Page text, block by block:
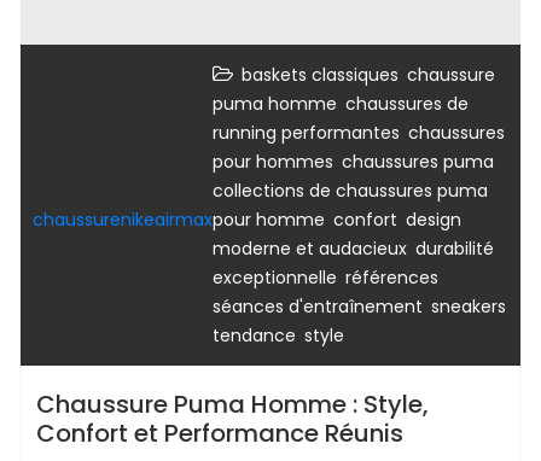
chaussurenikeairmax
baskets classiques chaussure
puma homme chaussures de
running performantes chaussures
pour hommes chaussures puma
collections de chaussures puma
pour homme confort design
moderne et audacieux durabilité
exceptionnelle références
séances d'entraînement sneakers
tendance style
Chaussure Puma Homme : Style,
Confort et Performance Réunis